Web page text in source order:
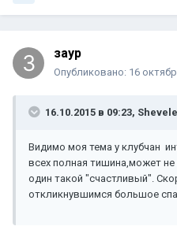
заур
Опубликовано: 16
16.10.2015 в 09:23,
Видимо моя тема у клубчан
всех полная тишина,может
один такой "счастливый".
откликнувшимся большое